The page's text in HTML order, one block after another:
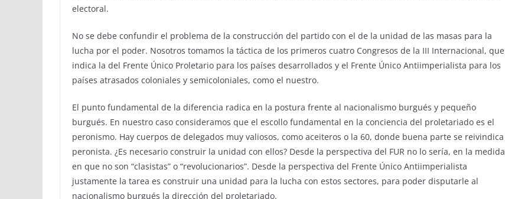
electoral.
No se debe confundir el problema de la construcción del partido con el de la unidad de las masas para la
lucha por el poder. Nosotros tomamos la táctica de los primeros cuatro Congresos de la III Internacional, que
indica la del Frente Único Proletario para los países desarrollados y el Frente Único Antiimperialista para los
países atrasados coloniales y semicoloniales, como el nuestro.
El punto fundamental de la diferencia radica en la postura frente al nacionalismo burgués y pequeño
burgués. En nuestro caso consideramos que el escollo fundamental en la conciencia del proletariado es el
peronismo. Hay cuerpos de delegados muy valiosos, como aceiteros o la 60, donde buena parte se reivindica
peronista. ¿Es necesario construir la unidad con ellos? Desde la perspectiva del FUR no lo sería, en la medida
en que no son “clasistas” o “revolucionarios”. Desde la perspectiva del Frente Único Antiimperialista
justamente la tarea es construir una unidad para la lucha con estos sectores, para poder disputarle al
nacionalismo burgués la dirección del proletariado.